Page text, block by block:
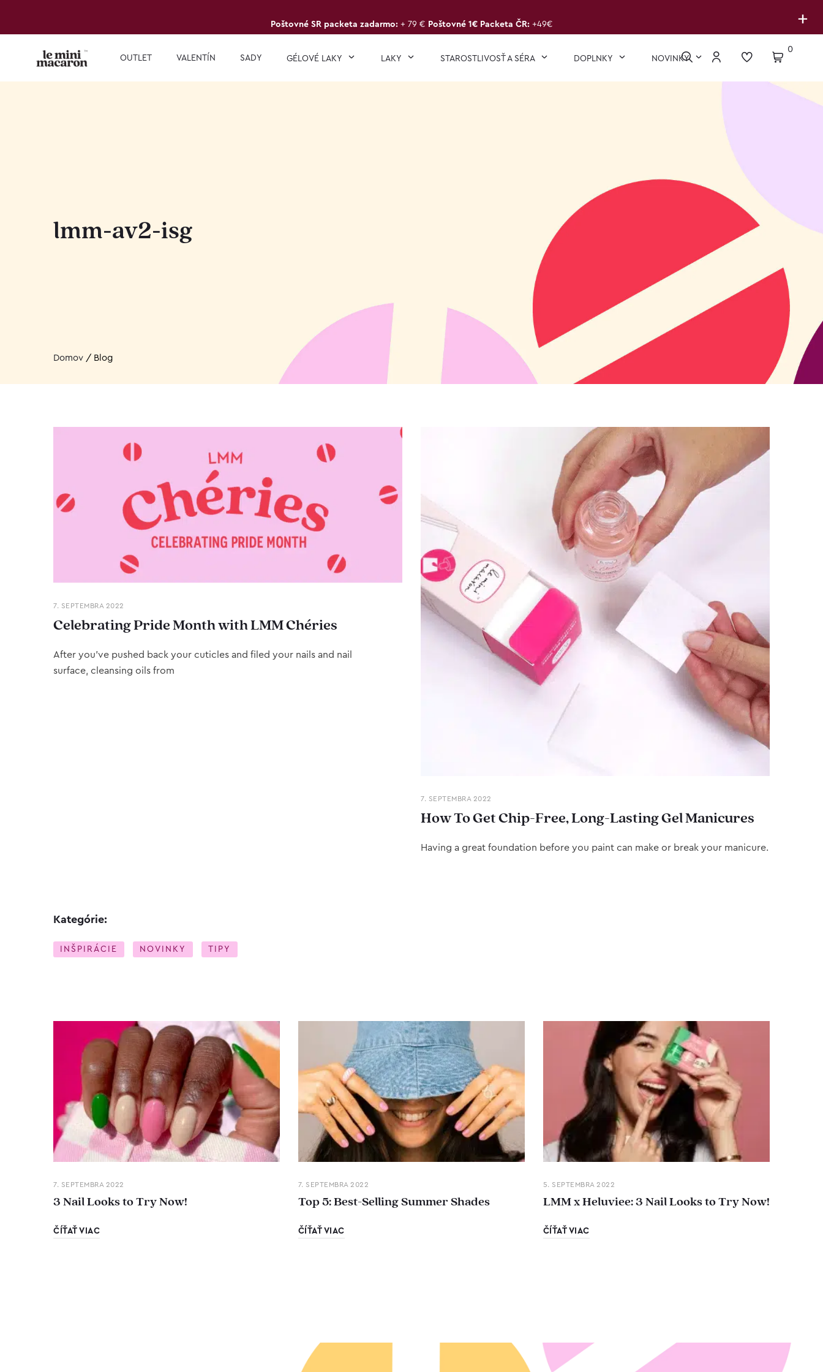
+
Poštovné SR packeta zadarmo: + 79 € Poštovné 1€ Packeta ČR: +49€
OUTLET VALENTÍN SADY GÉLOVÉ LAKY LAKY STAROSTLIVOSŤ A SÉRA DOPLNKY NOVINKY
0
lmm-av2-isg
Domov / Blog
7. SEPTEMBRA 2022
Celebrating Pride Month with LMM Chéries
After you’ve pushed back your cuticles and filed your nails and nail
surface, cleansing oils from
7. SEPTEMBRA 2022
How To Get Chip-Free, Long-Lasting Gel Manicures
Having a great foundation before you paint can make or break your manicure.
Kategórie:
INŠPIRÁCIE NOVINKY TIPY
7. SEPTEMBRA 2022
3 Nail Looks to Try Now!
ČÍŤAŤ VIAC
7. SEPTEMBRA 2022
Top 5: Best-Selling Summer Shades
ČÍŤAŤ VIAC
5. SEPTEMBRA 2022
LMM x Heluviee: 3 Nail Looks to Try Now!
ČÍŤAŤ VIAC